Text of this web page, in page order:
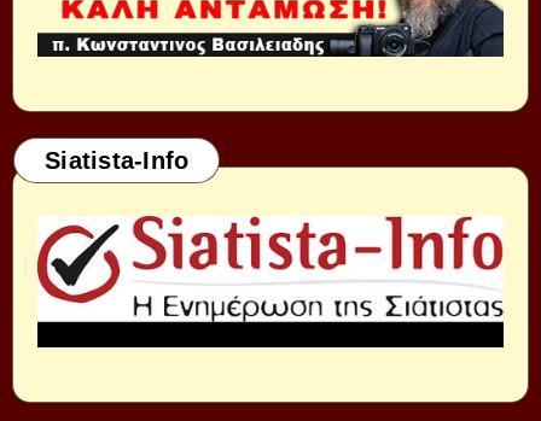
Siatista-Info